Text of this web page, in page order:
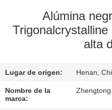
DE
CONTROL
Alúmina
alta
Lugar de origen: Henan,
Nombre de la
marca:
Zhengtong